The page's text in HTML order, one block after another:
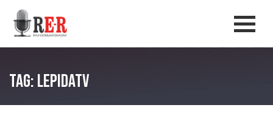
Salta al contenuto principale
Tag: lepidatv